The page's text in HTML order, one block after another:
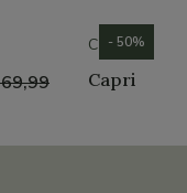
CROCS
Capri
- 50%